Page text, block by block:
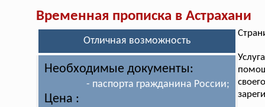
Временная прописка в Астрахани
Отличная возможность
Необходимые документы:
- паспорта гражданина России;
Цена :